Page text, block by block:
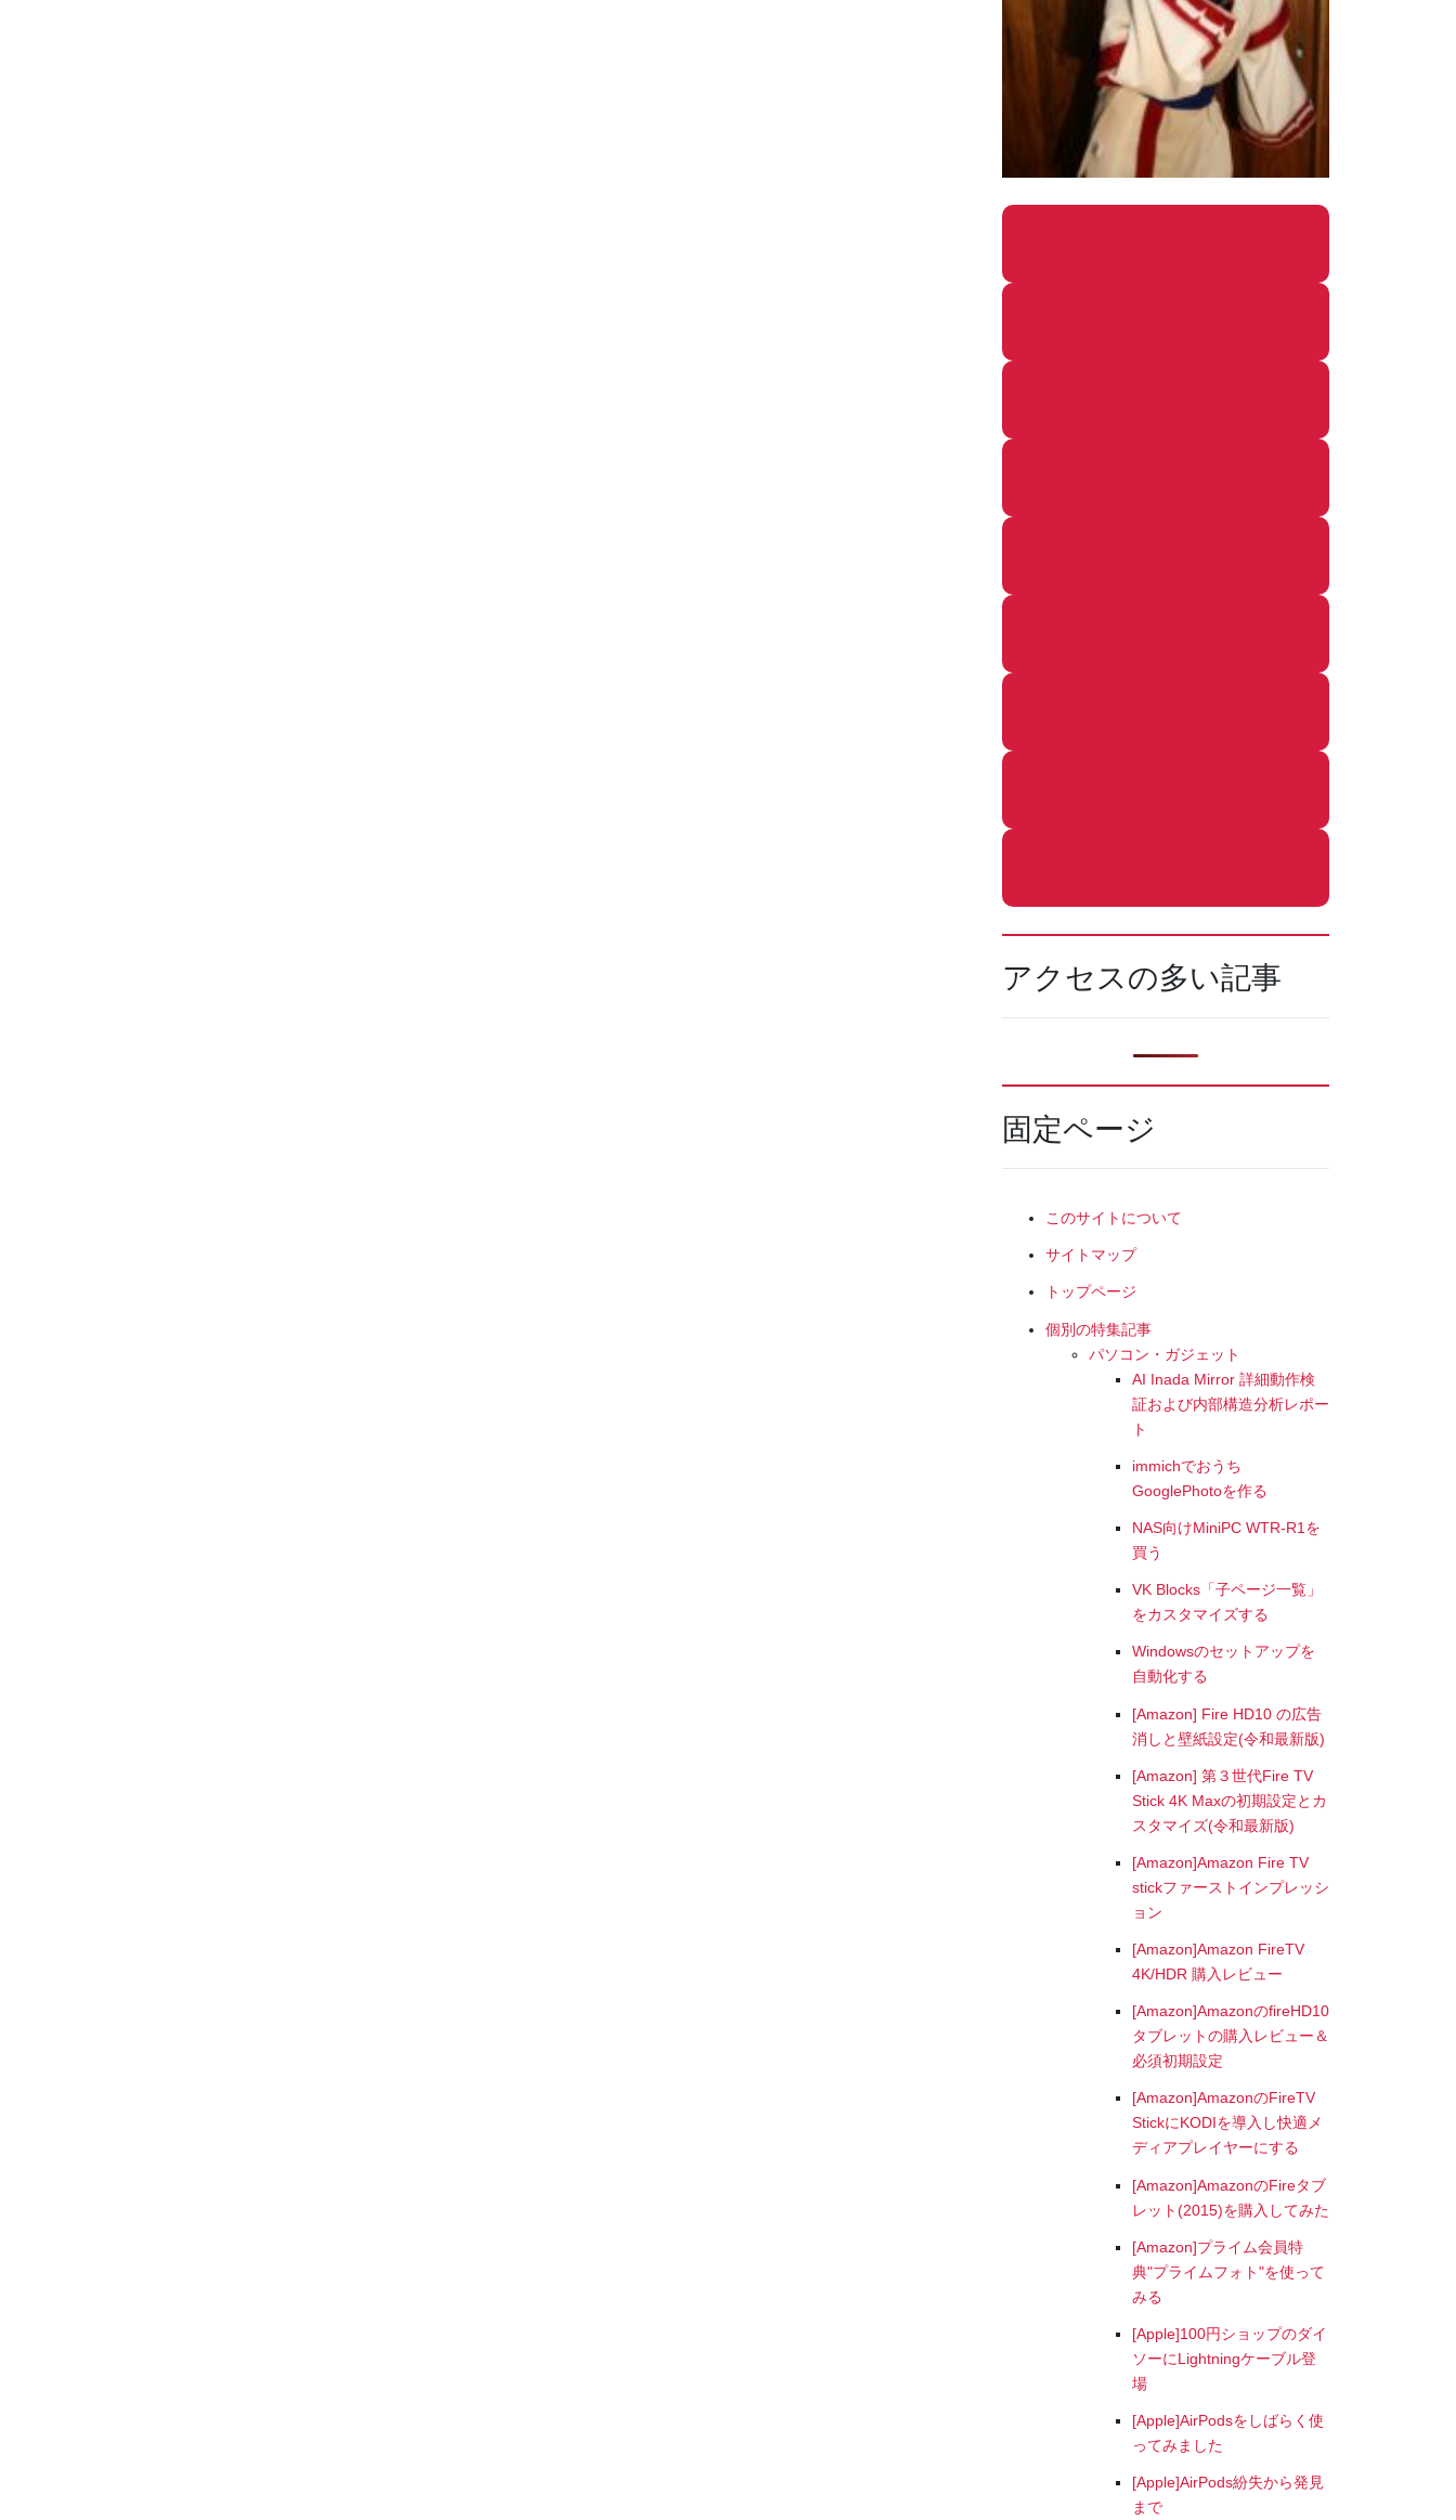
アクセスの多い記事
固定ページ
このサイトについて
サイトマップ
トップページ
個別の特集記事
パソコン・ガジェット
AI Inada Mirror 詳細動作検
証および内部構造分析レポー
ト
immichでおうち
GooglePhotoを作る
NAS向けMiniPC WTR-R1を
買う
VK Blocks「子ページ一覧」
をカスタマイズする
Windowsのセットアップを
自動化する
[Amazon] Fire HD10 の広告
消しと壁紙設定(令和最新版)
[Amazon] 第３世代Fire TV
Stick 4K Maxの初期設定とカ
スタマイズ(令和最新版)
[Amazon]Amazon Fire TV
stickファーストインプレッシ
ョン
[Amazon]Amazon FireTV
4K/HDR 購入レビュー
[Amazon]AmazonのfireHD10
タブレットの購入レビュー＆
必須初期設定
[Amazon]AmazonのFireTV
StickにKODIを導入し快適メ
ディアプレイヤーにする
[Amazon]AmazonのFireタブ
レット(2015)を購入してみた
[Amazon]プライム会員特
典"プライムフォト"を使って
みる
[Apple]100円ショップのダイ
ソーにLightningケーブル登
場
[Apple]AirPodsをしばらく使
ってみました
[Apple]AirPods紛失から発見
まで